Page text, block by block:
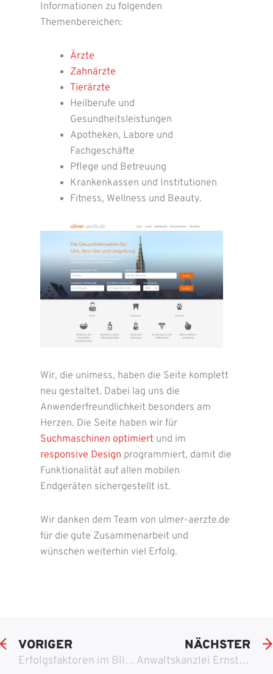
Informationen zu folgenden
Themenbereichen:
Ärzte
Zahnärzte
Tierärzte
Heilberufe und
Gesundheitsleistungen
Apotheken, Labore und
Fachgeschäfte
Pflege und Betreuung
Krankenkassen und Institutionen
Fitness, Wellness und Beauty.
Wir, die unimess, haben die Seite komplett
neu gestaltet. Dabei lag uns die
Anwenderfreundlichkeit besonders am
Herzen. Die Seite haben wir für
Suchmaschinen optimiertund im
responsive Design programmiert, damit die
Funktionalität auf allen mobilen
Endgeräten sichergestellt ist.
Wir danken dem Team von ulmer-aerzte.de
für die gute Zusammenarbeit und
wünschen weiterhin viel Erfolg.
VORIGER
Erfolgsfaktoren im Blick behalten mit der FALCON concept solutions GmbH
NÄCHSTER
Anwaltskanzlei Ernst G. Dotzler & Collegen